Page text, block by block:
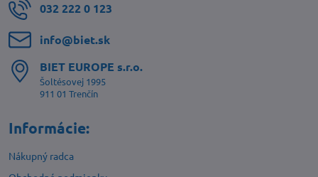
032 222 0 123
info​@biet​.sk
BIET EUROPE s​.r​.o​.
Šoltésovej 1995
911 01 Trenčín
Informácie:
Nákupný radca